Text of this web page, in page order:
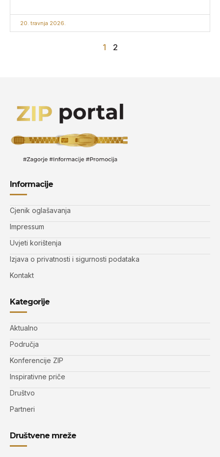
20. travnja 2026.
1 2
Informacije
Cjenik oglašavanja
Impressum
Uvjeti korištenja
Izjava o privatnosti i sigurnosti podataka
Kontakt
Kategorije
Aktualno
Područja
Konferencije ZIP
Inspirativne priče
Društvo
Partneri
Društvene mreže